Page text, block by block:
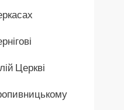
Церкві